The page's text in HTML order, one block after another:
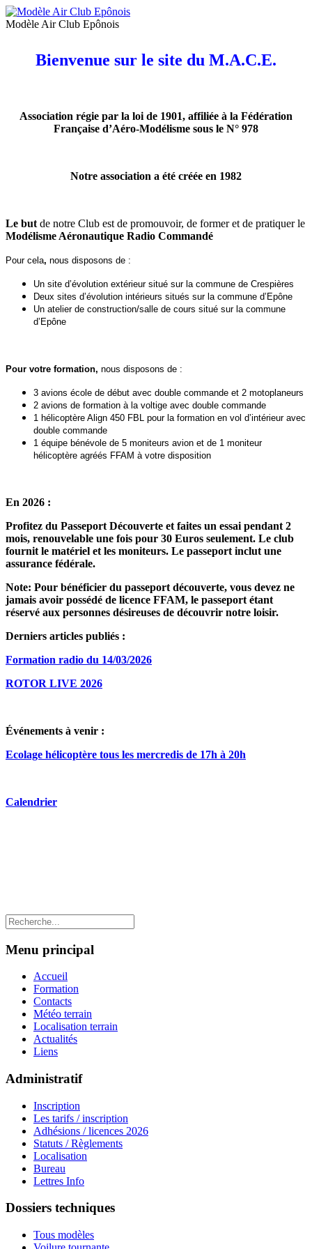
Modèle Air Club Epônois
Bienvenue sur le site du M.A.C.E.
Association régie par la loi de 1901, affiliée à la Fédération
Française d’Aéro-Modélisme sous le N° 978
Notre association a été créée en 1982
Le but de notre Club est de promouvoir, de former et de pratiquer le
Modélisme Aéronautique Radio Commandé
Pour cela, nous disposons de :
Un site d’évolution extérieur situé sur la commune de Crespières
Deux sites d’évolution intérieurs situés sur la commune d’Epône
Un atelier de construction/salle de cours situé sur la commune
d’Epône
Pour votre formation, nous disposons de :
3 avions école de début avec double commande et 2 motoplaneurs
2 avions de formation à la voltige avec double commande
1 hélicoptère Align 450 FBL pour la formation en vol d’intérieur avec
double commande
1 équipe bénévole de 5 moniteurs avion et de 1 moniteur
hélicoptère agréés FFAM à votre disposition
En 2026 :
Profitez du Passeport Découverte et faites un essai pendant 2
mois, renouvelable une fois pour 30 Euros seulement. Le club
fournit le matériel et les moniteurs. Le passeport inclut une
assurance fédérale.
Note: Pour bénéficier du passeport découverte, vous devez ne
jamais avoir possédé de licence FFAM, le passeport étant
réservé aux personnes désireuses de découvrir notre loisir.
Derniers articles publiés :
Formation radio du 14/03/2026
ROTOR LIVE 2026
Événements à venir :
Ecolage hélicoptère tous les mercredis de 17h à 20h
Calendrier
Menu principal
Accueil
Formation
Contacts
Météo terrain
Localisation terrain
Actualités
Liens
Administratif
Inscription
Les tarifs / inscription
Adhésions / licences 2026
Statuts / Règlements
Localisation
Bureau
Lettres Info
Dossiers techniques
Tous modèles